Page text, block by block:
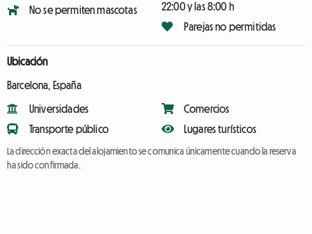
No se permiten mascotas
22:00 y las 8:00 h
Parejas no permitidas
Ubicación
Barcelona, España
Universidades
Transporte público
Comercios
Lugares turísticos
La dirección exacta del alojamiento se comunica únicamente cuando la reserva
ha sido confirmada.